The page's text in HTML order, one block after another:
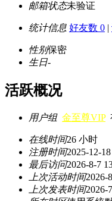
邮箱状态未验证
统计信息 好友数 0 |
性别保密
生日-
活跃概况
用户组 金至尊VIP
在线时间26 小时
注册时间2025-12-
最后访问2026-8-7
上次活动时间2026-
上次发表时间2026-